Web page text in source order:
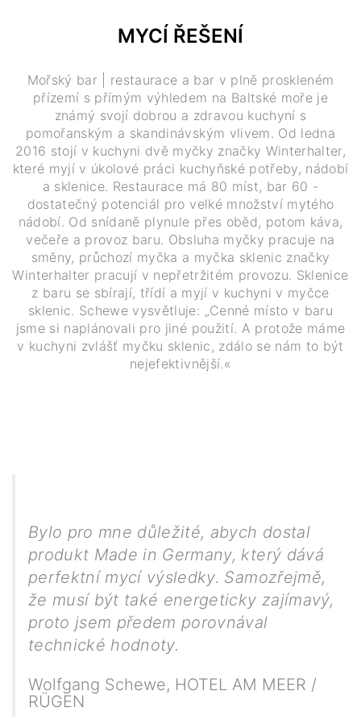
MYCÍ ŘEŠENÍ
Mořský bar | restaurace a bar v plně proskleném
přízemí s přímým výhledem na Baltské moře je
známý svojí dobrou a zdravou kuchyní s
pomořanským a skandinávským vlivem. Od ledna
2016 stojí v kuchyni dvě myčky značky Winterhalter,
které myjí v úkolové práci kuchyňské potřeby, nádobí
a sklenice. Restaurace má 80 míst, bar 60 -
dostatečný potenciál pro velké množství mytého
nádobí. Od snídaně plynule přes oběd, potom káva,
večeře a provoz baru. Obsluha myčky pracuje na
směny, průchozí myčka a myčka sklenic značky
Winterhalter pracují v nepřetržitém provozu. Sklenice
z baru se sbírají, třídí a myjí v kuchyni v myčce
sklenic. Schewe vysvětluje: „Cenné místo v baru
jsme si naplánovali pro jiné použití. A protože máme
v kuchyni zvlášť myčku sklenic, zdálo se nám to být
nejefektivnější.«
Bylo pro mne důležité, abych dostal
produkt Made in Germany, který dává
perfektní mycí výsledky. Samozřejmě,
že musí být také energeticky zajímavý,
proto jsem předem porovnával
technické hodnoty.
Wolfgang Schewe, HOTEL AM MEER /
RÜGEN